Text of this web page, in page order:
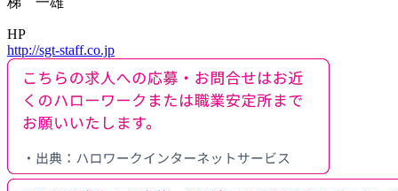
HP
http://sgt-staff.co.jp